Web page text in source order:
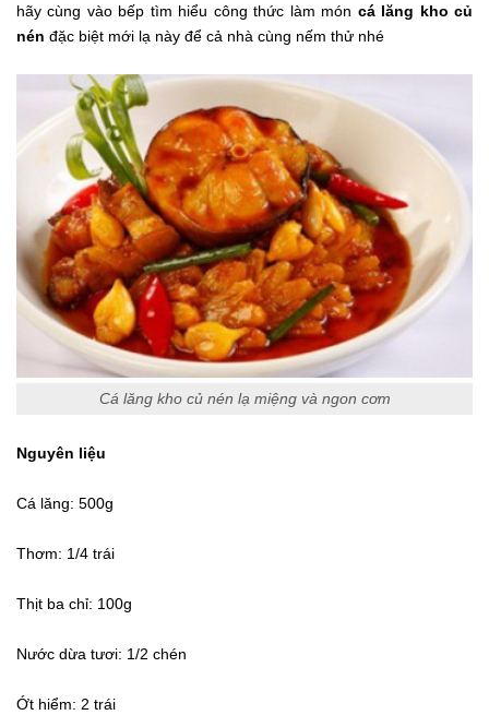
hãy cùng vào bếp tìm hiểu công thức làm món cá lăng kho củ
nén đặc biệt mới lạ này để cả nhà cùng nếm thử nhé
Cá lăng kho củ nén lạ miệng và ngon cơm
Nguyên liệu
Cá lăng: 500g
Thơm: 1/4 trái
Thịt ba chỉ: 100g
Nước dừa tươi: 1/2 chén
Ớt hiểm: 2 trái